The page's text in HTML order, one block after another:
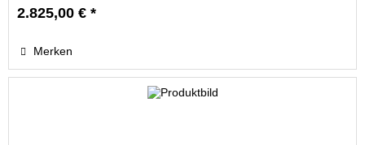
2.825,00 € *
Merken